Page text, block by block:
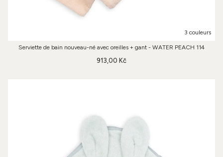
3 couleurs
Serviette de bain nouveau-né avec oreilles + gant - WATER PEACH 114
913,00 Kč